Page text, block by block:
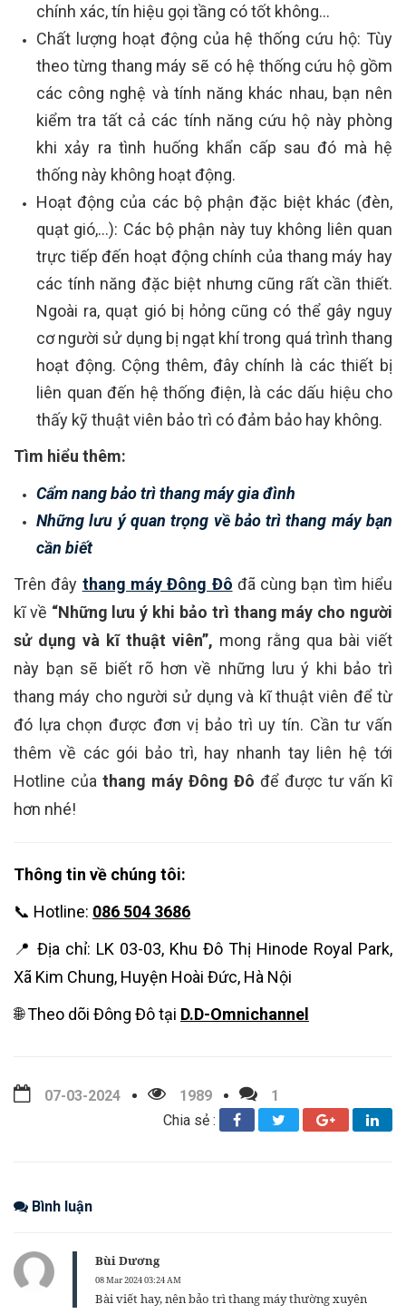
chính xác, tín hiệu gọi tầng có tốt không...
Chất lượng hoạt động của hệ thống cứu hộ: Tùy
theo từng thang máy sẽ có hệ thống cứu hộ gồm
các công nghệ và tính năng khác nhau, bạn nên
kiểm tra tất cả các tính năng cứu hộ này phòng
khi xảy ra tình huống khẩn cấp sau đó mà hệ
thống này không hoạt động.
Hoạt động của các bộ phận đặc biệt khác (đèn,
quạt gió,...): Các bộ phận này tuy không liên quan
trực tiếp đến hoạt động chính của thang máy hay
các tính năng đặc biệt nhưng cũng rất cần thiết.
Ngoài ra, quạt gió bị hỏng cũng có thể gây nguy
cơ người sử dụng bị ngạt khí trong quá trình thang
hoạt động. Cộng thêm, đây chính là các thiết bị
liên quan đến hệ thống điện, là các dấu hiệu cho
thấy kỹ thuật viên bảo trì có đảm bảo hay không.
Tìm hiểu thêm:
Cẩm nang bảo trì thang máy gia đình
Những lưu ý quan trọng về bảo trì thang máy bạn
cần biết
Trên đây thang máy Đông Đô đã cùng bạn tìm hiểu
kĩ về “Những lưu ý khi bảo trì thang máy cho người
sử dụng và kĩ thuật viên”, mong rằng qua bài viết
này bạn sẽ biết rõ hơn về những lưu ý khi bảo trì
thang máy cho người sử dụng và kĩ thuật viên để từ
đó lựa chọn được đơn vị bảo trì uy tín. Cần tư vấn
thêm về các gói bảo trì, hay nhanh tay liên hệ tới
Hotline của thang máy Đông Đô để được tư vấn kĩ
hơn nhé!
Thông tin về chúng tôi:
📞 Hotline: 086 504 3686
📍 Địa chỉ: LK 03-03, Khu Đô Thị Hinode Royal Park,
Xã Kim Chung, Huyện Hoài Đức, Hà Nội
🌐 Theo dõi Đông Đô tại D.D-Omnichannel
07-03-2024 1989
1
Chia sẻ :
Bình luận
Bùi Dương
08 Mar 2024 03:24 AM
Bài viết hay, nên bảo trì thang máy thường xuyên